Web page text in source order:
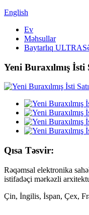
English
Ev
Məhsullar
Baytarlıq
Yeni Buraxılmış
Qısa Təsvir:
Rəqəmsal elektronika
istifadəçi mərkəzli
Çin, İngilis, İspan, Çex,